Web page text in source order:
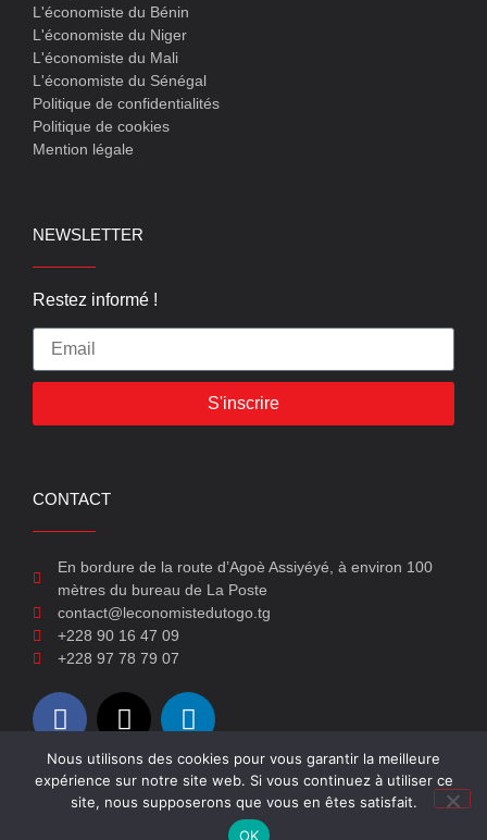
L'économiste du Bénin
L'économiste du Niger
L'économiste du Mali
L'économiste du Sénégal
Politique de confidentialités
Politique de cookies
Mention légale
NEWSLETTER
Restez informé !
S'inscrire
CONTACT
En bordure de la route d’Agoè Assiyéyé, à environ 100
mètres du bureau de La Poste
contact@leconomistedutogo.tg
+228 90 16 47 09
+228 97 78 79 07
© 2022-2026 L'économiste du Togo
Nous utilisons des cookies pour vous garantir la meilleure
expérience sur notre site web. Si vous continuez à utiliser ce
site, nous supposerons que vous en êtes satisfait.
OK